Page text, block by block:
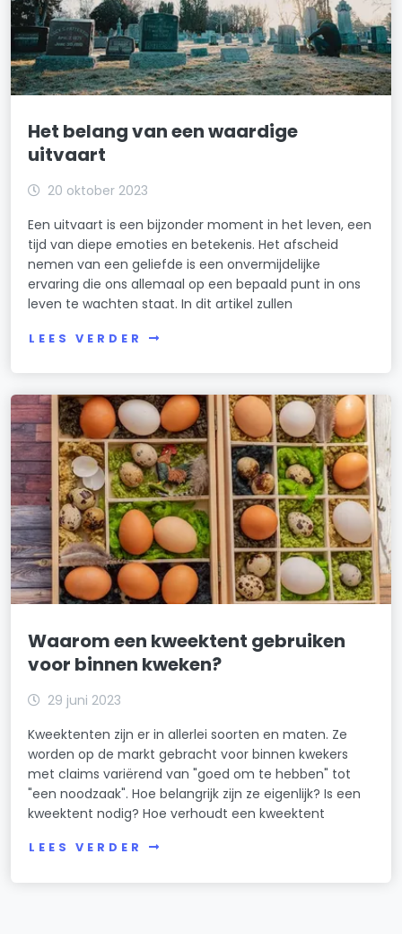
Het belang van een waardige
uitvaart
20 oktober 2023
Een uitvaart is een bijzonder moment in het leven, een
tijd van diepe emoties en betekenis. Het afscheid
nemen van een geliefde is een onvermijdelijke
ervaring die ons allemaal op een bepaald punt in ons
leven te wachten staat. In dit artikel zullen
LEES VERDER
Waarom een kweektent gebruiken
voor binnen kweken?
29 juni 2023
Kweektenten zijn er in allerlei soorten en maten. Ze
worden op de markt gebracht voor binnen kwekers
met claims variërend van "goed om te hebben" tot
"een noodzaak". Hoe belangrijk zijn ze eigenlijk? Is een
kweektent nodig? Hoe verhoudt een kweektent
LEES VERDER